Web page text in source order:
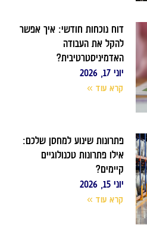
דוח נוכחות חודשי: איך אפשר
להקל את העבודה
האדמיניסטרטיבית?
יוני 17, 2026
קרא עוד »
פתרונות שינוע למחסן שלכם:
אילו פתרונות טכנולוגיים
קיימים?
יוני 15, 2026
קרא עוד »